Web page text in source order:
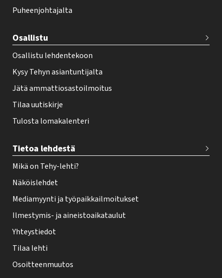
t
r
Puheenjohtajalta
Osallistu
Osallistu lehdentekoon
Kysy Tehyn asiantuntijalta
Jätä ammattiosastoilmoitus
Tilaa uutiskirje
Tulosta lomakalenteri
Tietoa lehdestä
Mikä on Tehy-lehti?
Näköislehdet
Mediamyynti ja työpaikkailmoitukset
Ilmestymis- ja aineistoaikataulut
Yhteystiedot
Tilaa lehti
Osoitteenmuutos